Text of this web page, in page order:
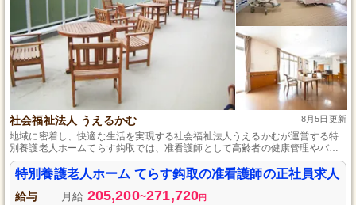
社会福祉法人 うえるかむ 8月5日更新
地域に密着し、快適な生活を実現する社会福祉法人うえるかむが運営する特
別養護老人ホームてらす鈎取では、准看護師として高齢者の健康管理やバイ
タルチェックなどの看護サービスを一緒に提供してくださる方を募集しま
す。未経験者でも安心して勤務でき、自身の成長を支援する制度がある職場
で、賞与や昇給など頑張った分だけ評価される環境で、地域コミュニティに
関わりながら一緒に働きませんか。
特別養護老人ホーム てらす鈎取の准看護師の正社員求人
給与 月給 205,200~271,720円